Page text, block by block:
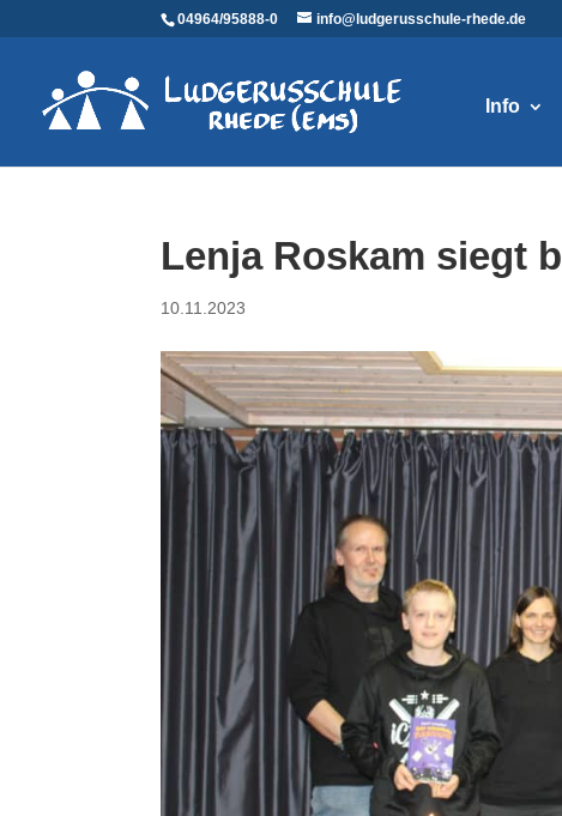
04964/95888-0 info@ludgerusschule-rhede.de
Info
Lenja Roskam siegt
10.11.2023